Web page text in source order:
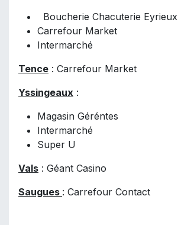
Boucherie Chacuterie Eyrieux
Carrefour Market
Intermarché
Tence : Carrefour Market
Yssingeaux :
Magasin Géréntes
Intermarché
Super U
Vals : Géant Casino
Saugues : Carrefour Contact